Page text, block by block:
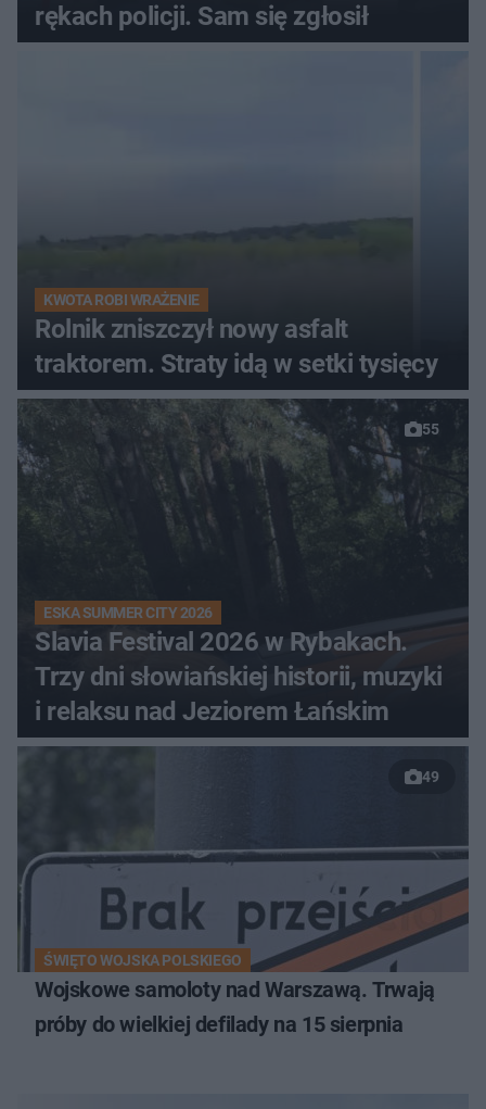
rękach policji. Sam się zgłosił
KWOTA ROBI WRAŻENIE
Rolnik zniszczył nowy asfalt
traktorem. Straty idą w setki tysięcy
55
ESKA SUMMER CITY 2026
Slavia Festival 2026 w Rybakach.
Trzy dni słowiańskiej historii, muzyki
i relaksu nad Jeziorem Łańskim
49
ŚWIĘTO WOJSKA POLSKIEGO
Wojskowe samoloty nad Warszawą. Trwają
próby do wielkiej defilady na 15 sierpnia